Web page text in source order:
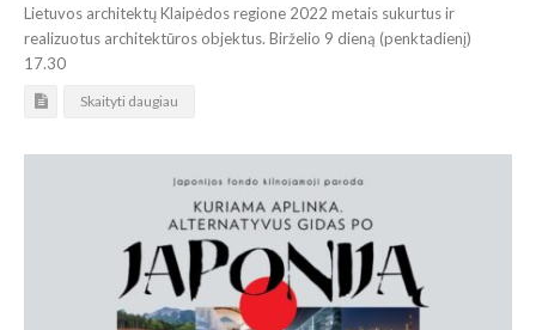
Lietuvos architektų Klaipėdos regione 2022 metais sukurtus ir
realizuotus architektūros objektus. Birželio 9 dieną (penktadienį)
17.30
Skaityti daugiau